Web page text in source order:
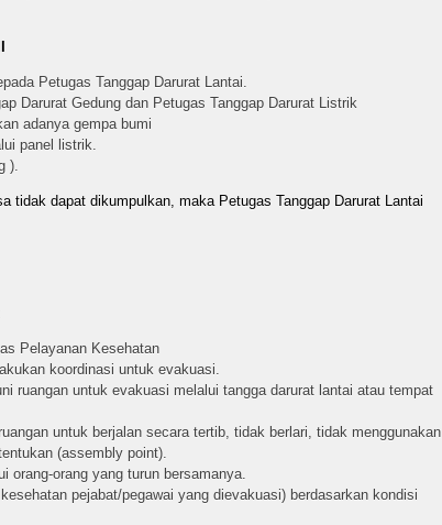
Petugas Tanggap Darurat Lantai.
Darurat Gedung dan Petugas Tanggap Darurat Listrik
adanya gempa bumi
panel listrik.
).
dapat dikumpulkan, maka Petugas Tanggap Darurat Lantai
Pelayanan Kesehatan
koordinasi untuk evakuasi.
ruangan untuk evakuasi melalui tangga darurat lantai atau tempat
untuk berjalan secara tertib, tidak berlari, tidak menggunakan
(assembly point).
orang-orang yang turun bersamanya.
pejabat/pegawai yang dievakuasi) berdasarkan kondisi